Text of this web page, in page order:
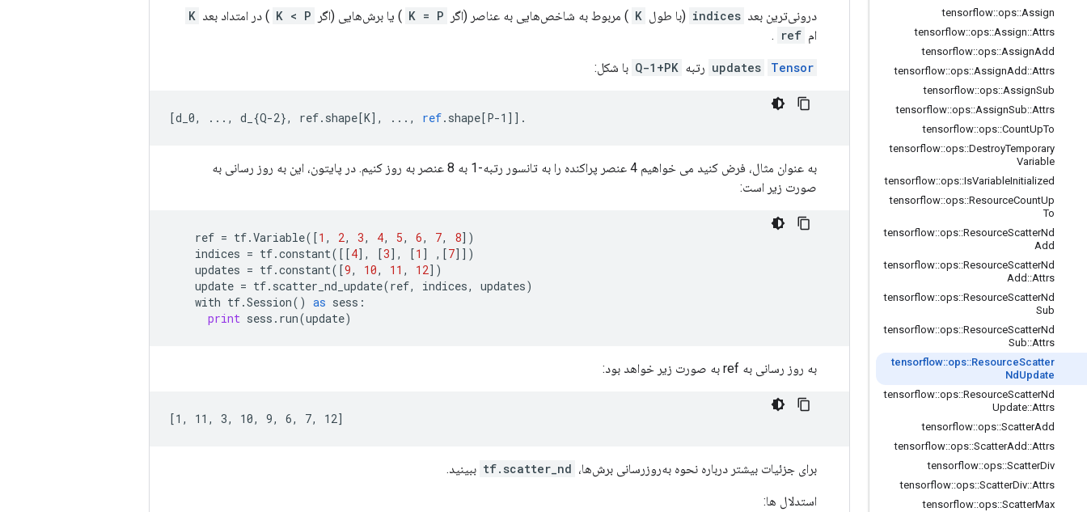
tensorflow::ops::Assign
tensorflow::ops::Assign::Attrs
tensorflow::ops::AssignAdd
tensorflow::ops::AssignAdd ::Attrs
tensorflow::ops::AssignSub
tensorflow::ops::AssignSub::Attrs
tensorflow::ops::CountUpTo
tensorflow::ops::DestroyTemporary
Variable
tensorflow::ops::IsVariableInitialized
tensorflow::ops::ResourceCountUp
To
tensorflow::ops::ResourceScatterNd
Add
tensorflow::ops::ResourceScatterNd
Add ::Attrs
tensorflow::ops::ResourceScatterNd
Sub
tensorflow::ops::ResourceScatterNd
Sub::Attrs
tensorflow::ops::ResourceScatter
Nd Update
tensorflow::ops::ResourceScatterNd
Update::Attrs
tensorflow::ops::ScatterAdd
tensorflow::ops::ScatterAdd ::Attrs
tensorflow::ops::ScatterDiv
tensorflow::ops::ScatterDiv::Attrs
tensorflow::ops::ScatterMax
درونی‌ترین بعد indices (با طول K ) مربوط به شاخص‌هایی به عناصر (اگر K = P ) یا برش‌هایی (اگر K < P ) در امتداد بعد K
ام ref
.
updates Tensor رتبه Q-1+PK با شکل:
[d_0, ..., d_{Q-2}, ref.shape[K] , ..., ref. shape[P-1 ] ] .
به عنوان مثال، فرض کنید می خواهیم 4 عنصر پراکنده را به تانسور رتبه-1 به 8 عنصر به روز کنیم. در پایتون، این به روز رسانی به
صورت زیر است:
ref = tf.Variable([1 , 2, 3, 4, 5, 6, 7, 8])
indices = tf.constant([[4], [3], [1 ] ,[7]])
updates = tf.constant([9, 10, 11 , 12])
update = tf. scatter_nd_update(ref, indices, updates)
with tf.Session() as sess :
print sess . run(update)
به روز رسانی به ref به صورت زیر خواهد بود:
[1, 11, 3, 10, 9, 6, 7, 12]
برای جزئیات بیشتر درباره نحوه به‌روزرسانی برش‌ها، tf.scatter_nd ببینید.
استدلال ها: